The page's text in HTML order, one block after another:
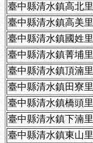
臺中縣清水鎮高北里
臺中縣清水鎮高美里
臺中縣清水鎮國姓里
臺中縣清水鎮菁埔里
臺中縣清水鎮頂湳里
臺中縣清水鎮田寮里
臺中縣清水鎮橋頭里
臺中縣清水鎮下湳里
臺中縣清水鎮東山里